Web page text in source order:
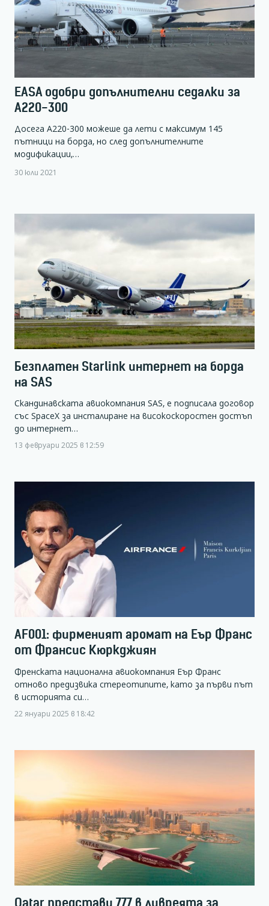
EASA одобри допълнителни седалки за
А220-300
Досега А220-300 можеше да лети с максимум 145
пътници на борда, но след допълнителните
модификации,…
30 юли 2021
Безплатен Starlink интернет на борда
на SAS
Скандинавската авиокомпания SAS, е подписала договор
със SpaceX за инсталиране на високоскоростен достъп
до интернет…
13 февруари 2025 в 12:59
AF001: фирменият аромат на Еър Франс
от Франсис Кюркджиян
Френската национална авиокомпания Еър Франс
отново предизвика стереотипите, като за първи път
в историята си…
22 януари 2025 в 18:42
Qatar представи 777 в ливреята за